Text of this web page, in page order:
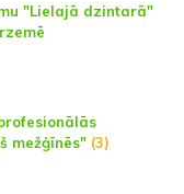
"Lielajā dzintarā"
mežģīnēs" (3)